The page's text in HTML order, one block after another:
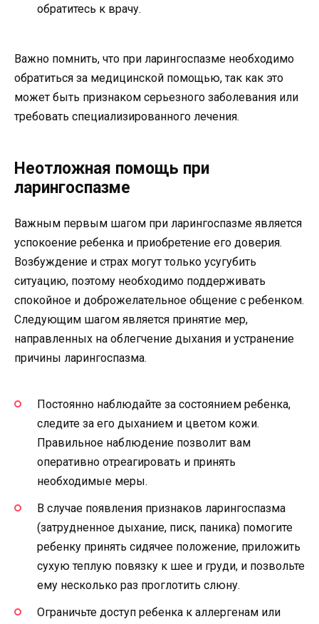
обратитесь к врачу.
Важно помнить, что при ларингоспазме необходимо
обратиться за медицинской помощью, так как это
может быть признаком серьезного заболевания или
требовать специализированного лечения.
Неотложная помощь при
ларингоспазме
Важным первым шагом при ларингоспазме является
успокоение ребенка и приобретение его доверия.
Возбуждение и страх могут только усугубить
ситуацию, поэтому необходимо поддерживать
спокойное и доброжелательное общение с ребенком.
Следующим шагом является принятие мер,
направленных на облегчение дыхания и устранение
причины ларингоспазма.
Постоянно наблюдайте за состоянием ребенка,
следите за его дыханием и цветом кожи.
Правильное наблюдение позволит вам
оперативно отреагировать и принять
необходимые меры.
В случае появления признаков ларингоспазма
(затрудненное дыхание, писк, паника) помогите
ребенку принять сидячее положение, приложить
сухую теплую повязку к шее и груди, и позвольте
ему несколько раз проглотить слюну.
Ограничьте доступ ребенка к аллергенам или